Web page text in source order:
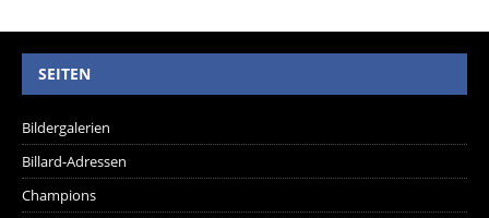
SEITEN
Bildergalerien
Billard-Adressen
Champions